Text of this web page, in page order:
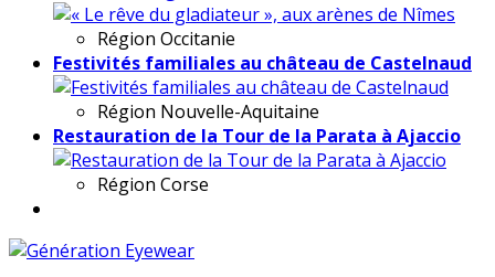
Région Occitanie
Festivités familiales au château de Castelnaud
Région Nouvelle-Aquitaine
Restauration de la Tour de la Parata à Ajaccio
Région Corse